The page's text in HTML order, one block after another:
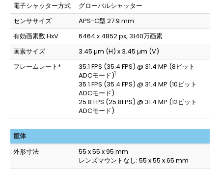
電子シャッター方式
グローバルシャッター
センササイズ
APS-C型 27.9 mm
有効画素数 HxV
6464 x 4852 px, 3140万画素
画素サイズ
3.45 µm (H) x 3.45 µm (V)
フレームレート*
35.1 FPS (35.4 FPS) @ 31.4 MP (8ビット
ADCモード)1
35.1 FPS (35.4 FPS) @ 31.4 MP (10ビット
ADCモード)
25.8 FPS (25.8FPS) @ 31.4 MP (12ビット
ADCモード)
筐体
外形寸法
55 x 55 x 95 mm
レンズマウントなし: 55 x 55 x 65 mm